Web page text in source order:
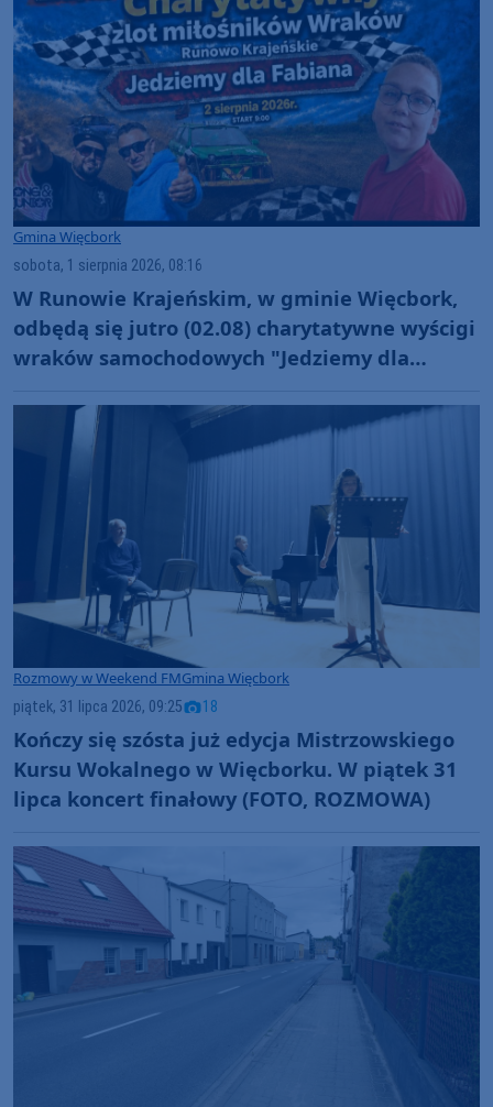
Gmina Więcbork
sobota, 1 sierpnia 2026, 08:16
W Runowie Krajeńskim, w gminie Więcbork,
odbędą się jutro (02.08) charytatywne wyścigi
wraków samochodowych "Jedziemy dla
Rozmowy w Weekend FMGmina Więcbork
piątek, 31 lipca 2026, 09:25 18
Kończy się szósta już edycja Mistrzowskiego
Kursu Wokalnego w Więcborku. W piątek 31
lipca koncert finałowy (FOTO, ROZMOWA)